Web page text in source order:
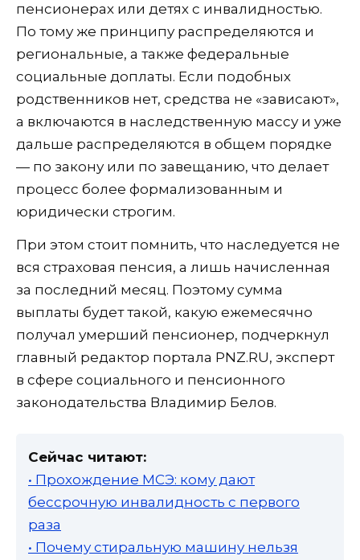
пенсионерах или детях с инвалидностью.
По тому же принципу распределяются и
региональные, а также федеральные
социальные доплаты. Если подобных
родственников нет, средства не «зависают»,
а включаются в наследственную массу и уже
дальше распределяются в общем порядке
— по закону или по завещанию, что делает
процесс более формализованным и
юридически строгим.
При этом стоит помнить, что наследуется не
вся страховая пенсия, а лишь начисленная
за последний месяц. Поэтому сумма
выплаты будет такой, какую ежемесячно
получал умерший пенсионер, подчеркнул
главный редактор портала PNZ.RU, эксперт
в сфере социального и пенсионного
законодательства Владимир Белов.
Сейчас читают:
• Прохождение МСЭ: кому дают
бессрочную инвалидность с первого
раза
• Почему стиральную машину нельзя